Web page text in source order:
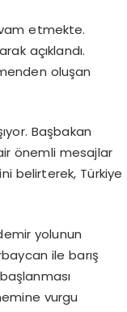
etmekte.
açıklandı.
oluşan
Başbakan
önemli mesajlar
belirterek, Türkiye
yolunun
ile barış
vurgu